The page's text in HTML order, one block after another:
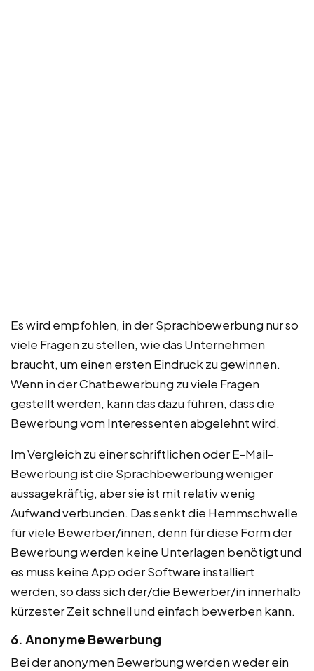
Es wird empfohlen, in der Sprachbewerbung nur so
viele Fragen zu stellen, wie das Unternehmen
braucht, um einen ersten Eindruck zu gewinnen.
Wenn in der Chatbewerbung zu viele Fragen
gestellt werden, kann das dazu führen, dass die
Bewerbung vom Interessenten abgelehnt wird.
Im Vergleich zu einer schriftlichen oder E-Mail-
Bewerbung ist die Sprachbewerbung weniger
aussagekräftig, aber sie ist mit relativ wenig
Aufwand verbunden. Das senkt die Hemmschwelle
für viele Bewerber/innen, denn für diese Form der
Bewerbung werden keine Unterlagen benötigt und
es muss keine App oder Software installiert
werden, so dass sich der/die Bewerber/in innerhalb
kürzester Zeit schnell und einfach bewerben kann.
6. Anonyme Bewerbung
Bei der anonymen Bewerbung werden weder ein